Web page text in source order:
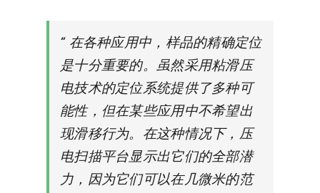
“在各种应用中，样品的精确定位
是十分重要的。虽然采用粘滑压
电技术的定位系统提供了多种可
能性，但在某些应用中不希望出
现滑移行为。在这种情况下，压
电扫描平台显示出它们的全部潜
力，因为它们可以在几微米的范